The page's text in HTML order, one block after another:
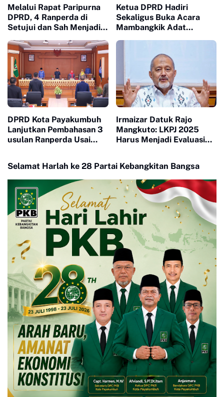
Melalui Rapat Paripurna
DPRD, 4 Ranperda di
Setujui dan Sah Menjadi
Ketua DPRD Hadiri
Sekaligus Buka Acara
Mambangkik Adat
DPRD Kota Payakumbuh
Lanjutkan Pembahasan 3
usulan Ranperda Usai
Fraksi fraksi
Irmaizar Datuk Rajo
Mangkuto: LKPJ 2025
Harus Menjadi Evaluasi
Masyarakat
Selamat Harlah ke 28 Partai Kebangkitan Bangsa